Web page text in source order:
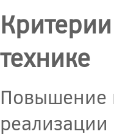
технике
Повышение